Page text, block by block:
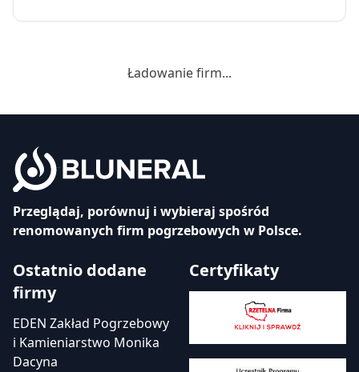
Ładowanie firm...
Przeglądaj, porównuj i wybieraj spośród
renomowanych firm pogrzebowych w Polsce.
Ostatnio dodane
firmy
EDEN Zakład Pogrzebowy
i Kamieniarstwo Monika
Dacyna
Certyfikaty